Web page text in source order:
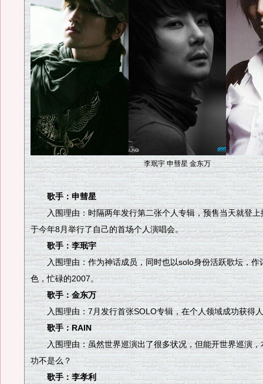
李珉宇 申彗星 金东万
歌手：申彗星
入围理由：时隔两年发行第二张个人专辑，预售当天就登上
于今年8月举行了自己的首场个人演唱会。
歌手：李珉宇
入围理由：作为神话成员，同时也以solo身份活跃歌坛，作
色，忙碌的2007。
歌手：金东万
入围理由：7月发行首张SOLO专辑，在个人领域成功获得
歌手：RAIN
入围理由：虽然世界巡演出了很多状况，但能开世界巡演，
功不是么？
歌手：李孝利